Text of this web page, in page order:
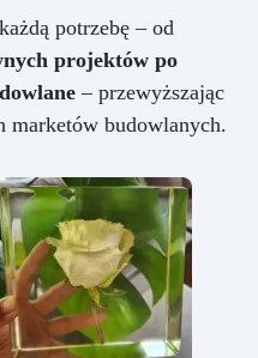
potrzebę – od
projektów po
– przewyższając
marketów budowlanych.